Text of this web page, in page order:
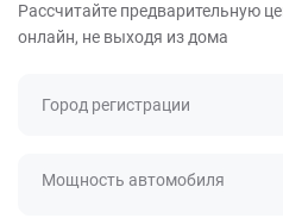
Рассчитайте предварительную
онлайн, не выходя из дома
Город регистрации
Мощность автомобиля